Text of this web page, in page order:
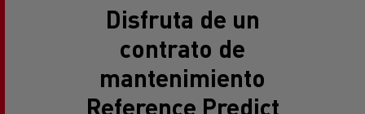
Disfruta de un
contrato de
mantenimiento
Reference Predict